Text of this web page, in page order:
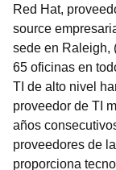
Red Hat,
source
sede en Raleigh,
65 oficinas en
TI de alto nivel
proveedor de TI
años
proveedores de
proporciona